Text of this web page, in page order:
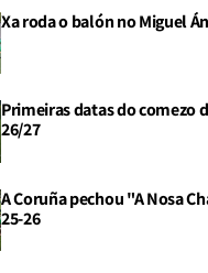
Xa roda o balón no Miguel
Primeiras datas do comezo
26/27
A Coruña pechou "A Nosa
25-26